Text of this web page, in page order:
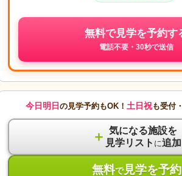
無料で見学を予約す
電話不要・30秒で送信
今日明日 の見学予約もOK！ 土日祝も受付
＋ 気になる施設を
見学リスト に追加
無料で見学を予約